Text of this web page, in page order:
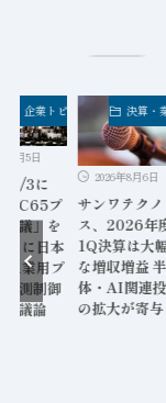
・企業トピックス
8月5日
7/3に
TC65プ
議」を
りに日本
工業用プ
計測制御
議論
決算・
2026年8月6日
サンワテクノ
ス、2026年
1Q決算は大
な増収増益
体・AI関連
の拡大が寄与